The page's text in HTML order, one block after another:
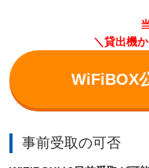
＼貸出機
WiFiBOX
事前受取の可否